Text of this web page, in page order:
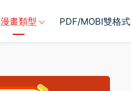
漫畫類型 PDF/MOBI雙格式